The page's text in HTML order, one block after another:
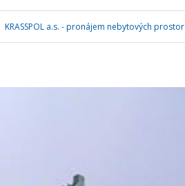
KRASSPOL a.s. - pronájem nebytových prostor